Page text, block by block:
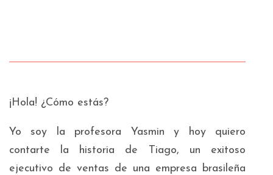
¡Hola! ¿Cómo estás?
Yo soy la profesora Yasmin y hoy quiero
contarte la historia de Tiago, un exitoso
ejecutivo de ventas de una empresa brasileña